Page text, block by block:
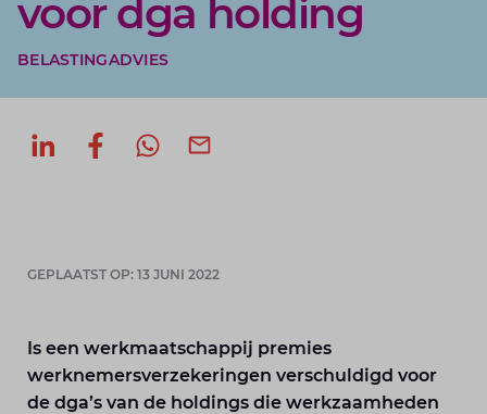
voor dga holding
BELASTINGADVIES
Deel op LinkedIn
Deel op Facebook
GEPLAATST OP: 13 JUNI 2022
Is een werkmaatschappij premies
werknemersverzekeringen verschuldigd voor
de dga’s van de holdings die werkzaamheden